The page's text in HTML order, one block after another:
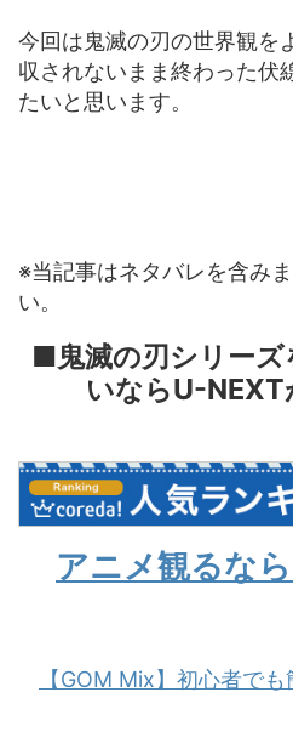
今回は鬼滅の刃の世界観を
収されないまま終わった伏
たいと思います。
※当記事はネタバレを含み
い。
■鬼滅の刃シリーズ
いならU-NEXT
アニメ観るな
【GOM Mix】初心者で